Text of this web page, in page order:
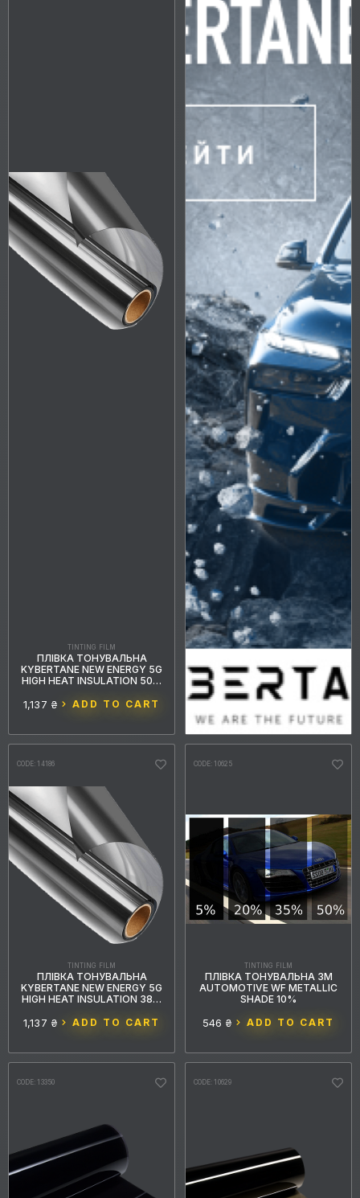
TINTING FILM
ПЛІВКА ТОНУВАЛЬНА
KYBERTANE NEW ENERGY 5G
HIGH HEAT INSULATION 50%
1,137 ₴ ADD TO CART
CODE: 14186
TINTING FILM
ПЛІВКА ТОНУВАЛЬНА
KYBERTANE NEW ENERGY 5G
HIGH HEAT INSULATION 38%
1,137 ₴ ADD TO CART
CODE: 10625
TINTING FILM
ПЛІВКА ТОНУВАЛЬНА 3M
AUTOMOTIVE WF METALLIC
SHADE 10%
546 ₴ ADD TO CART
CODE: 13350 CODE: 10629